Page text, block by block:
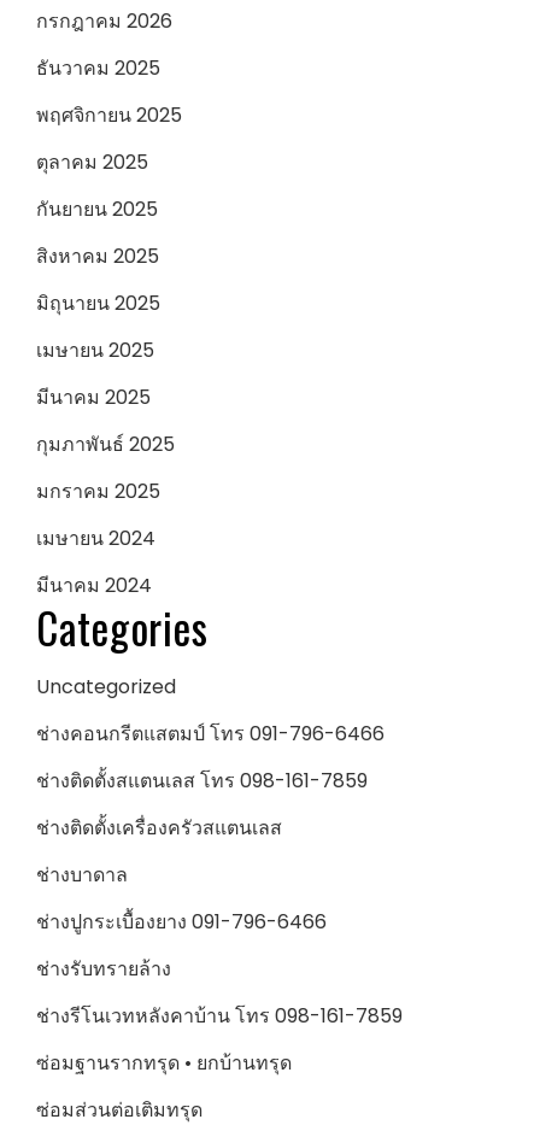
กรกฎาคม 2026
ธันวาคม 2025
พฤศจิกายน 2025
ตุลาคม 2025
กันยายน 2025
สิงหาคม 2025
มิถุนายน 2025
เมษายน 2025
มีนาคม 2025
กุมภาพันธ์ 2025
มกราคม 2025
เมษายน 2024
มีนาคม 2024
Categories
Uncategorized
ช่างคอนกรีตแสตมป์ โทร 091-796-6466
ช่างติดตั้งสแตนเลส โทร 098-161-7859
ช่างติดตั้งเครื่องครัวสแตนเลส
ช่างบาดาล
ช่างปูกระเบื้องยาง 091-796-6466
ช่างรับทรายล้าง
ช่างรีโนเวทหลังคาบ้าน โทร 098-161-7859
ซ่อมฐานรากทรุด • ยกบ้านทรุด
ซ่อมส่วนต่อเติมทรุด